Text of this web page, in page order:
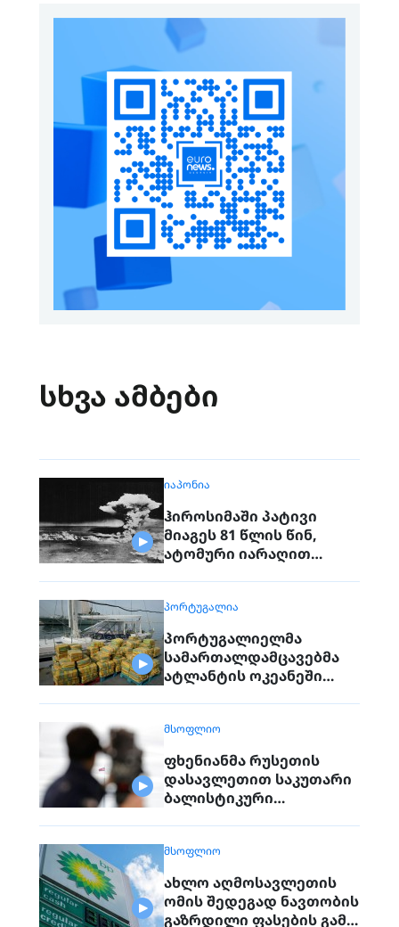
სხვა ამბები
ᲘᲐᲞᲝᲜᲘᲐ
ჰიროსიმაში პატივი
მიაგეს 81 წლის წინ,
ატომური იარაღით
ᲞᲝᲠᲢᲣᲒᲐᲚᲘᲐ
პორტუგალიელმა
სამართალდამცავებმა
ატლანტის ოკეანეში
ᲛᲡᲝᲤᲚᲘᲝ
ფხენიანმა რუსეთის
დასავლეთით საკუთარი
ბალისტიკური
ᲛᲡᲝᲤᲚᲘᲝ
ახლო აღმოსავლეთის
ომის შედეგად ნავთობის
გაზრდილი ფასების გამო